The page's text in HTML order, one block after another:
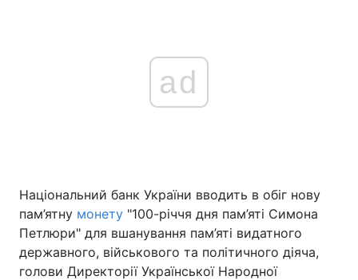
Головна Війна
Україна Політика
ad
Національний банк України вводить в обіг нову
пам’ятну монету "100-річчя дня пам’яті Симона
Петлюри" для вшанування пам’яті видатного
державного, військового та політичного діяча,
голови Директорії Української Народної